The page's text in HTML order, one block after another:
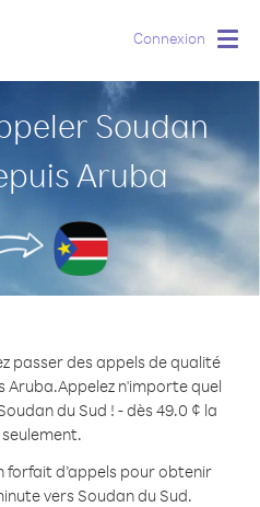
Connexion
Soudan
Aruba
passer des appels de qualité
Aruba.Appelez n'importe quel
du Sud ! - dès 49.0 ¢ la
forfait d’appels pour obtenir
vers Soudan du Sud.